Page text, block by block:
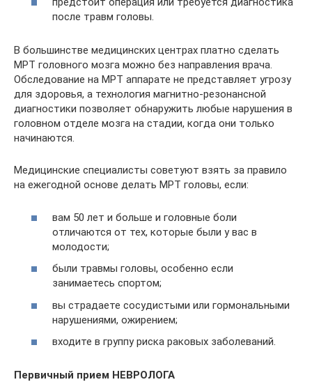
после травм головы.
В большинстве медицинских центрах платно сделать
МРТ головного мозга можно без направления врача.
Обследование на МРТ аппарате не представляет угрозу
для здоровья, а технология магнитно-резонансной
диагностики позволяет обнаружить любые нарушения в
головном отделе мозга на стадии, когда они только
начинаются.
Медицинские специалисты советуют взять за правило
на ежегодной основе делать МРТ головы, если:
вам 50 лет и больше и головные боли
отличаются от тех, которые были у вас в
молодости;
были травмы головы, особенно если
занимаетесь спортом;
вы страдаете сосудистыми или гормональными
нарушениями, ожирением;
входите в группу риска раковых заболеваний.
Первичный прием НЕВРОЛОГА